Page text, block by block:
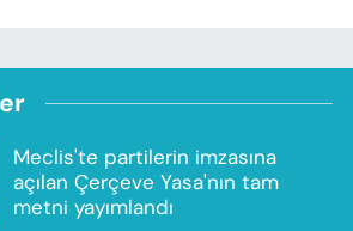
Meclis'te partilerin imzasına
açılan Çerçeve Yasa'nın tam
metni yayımlandı